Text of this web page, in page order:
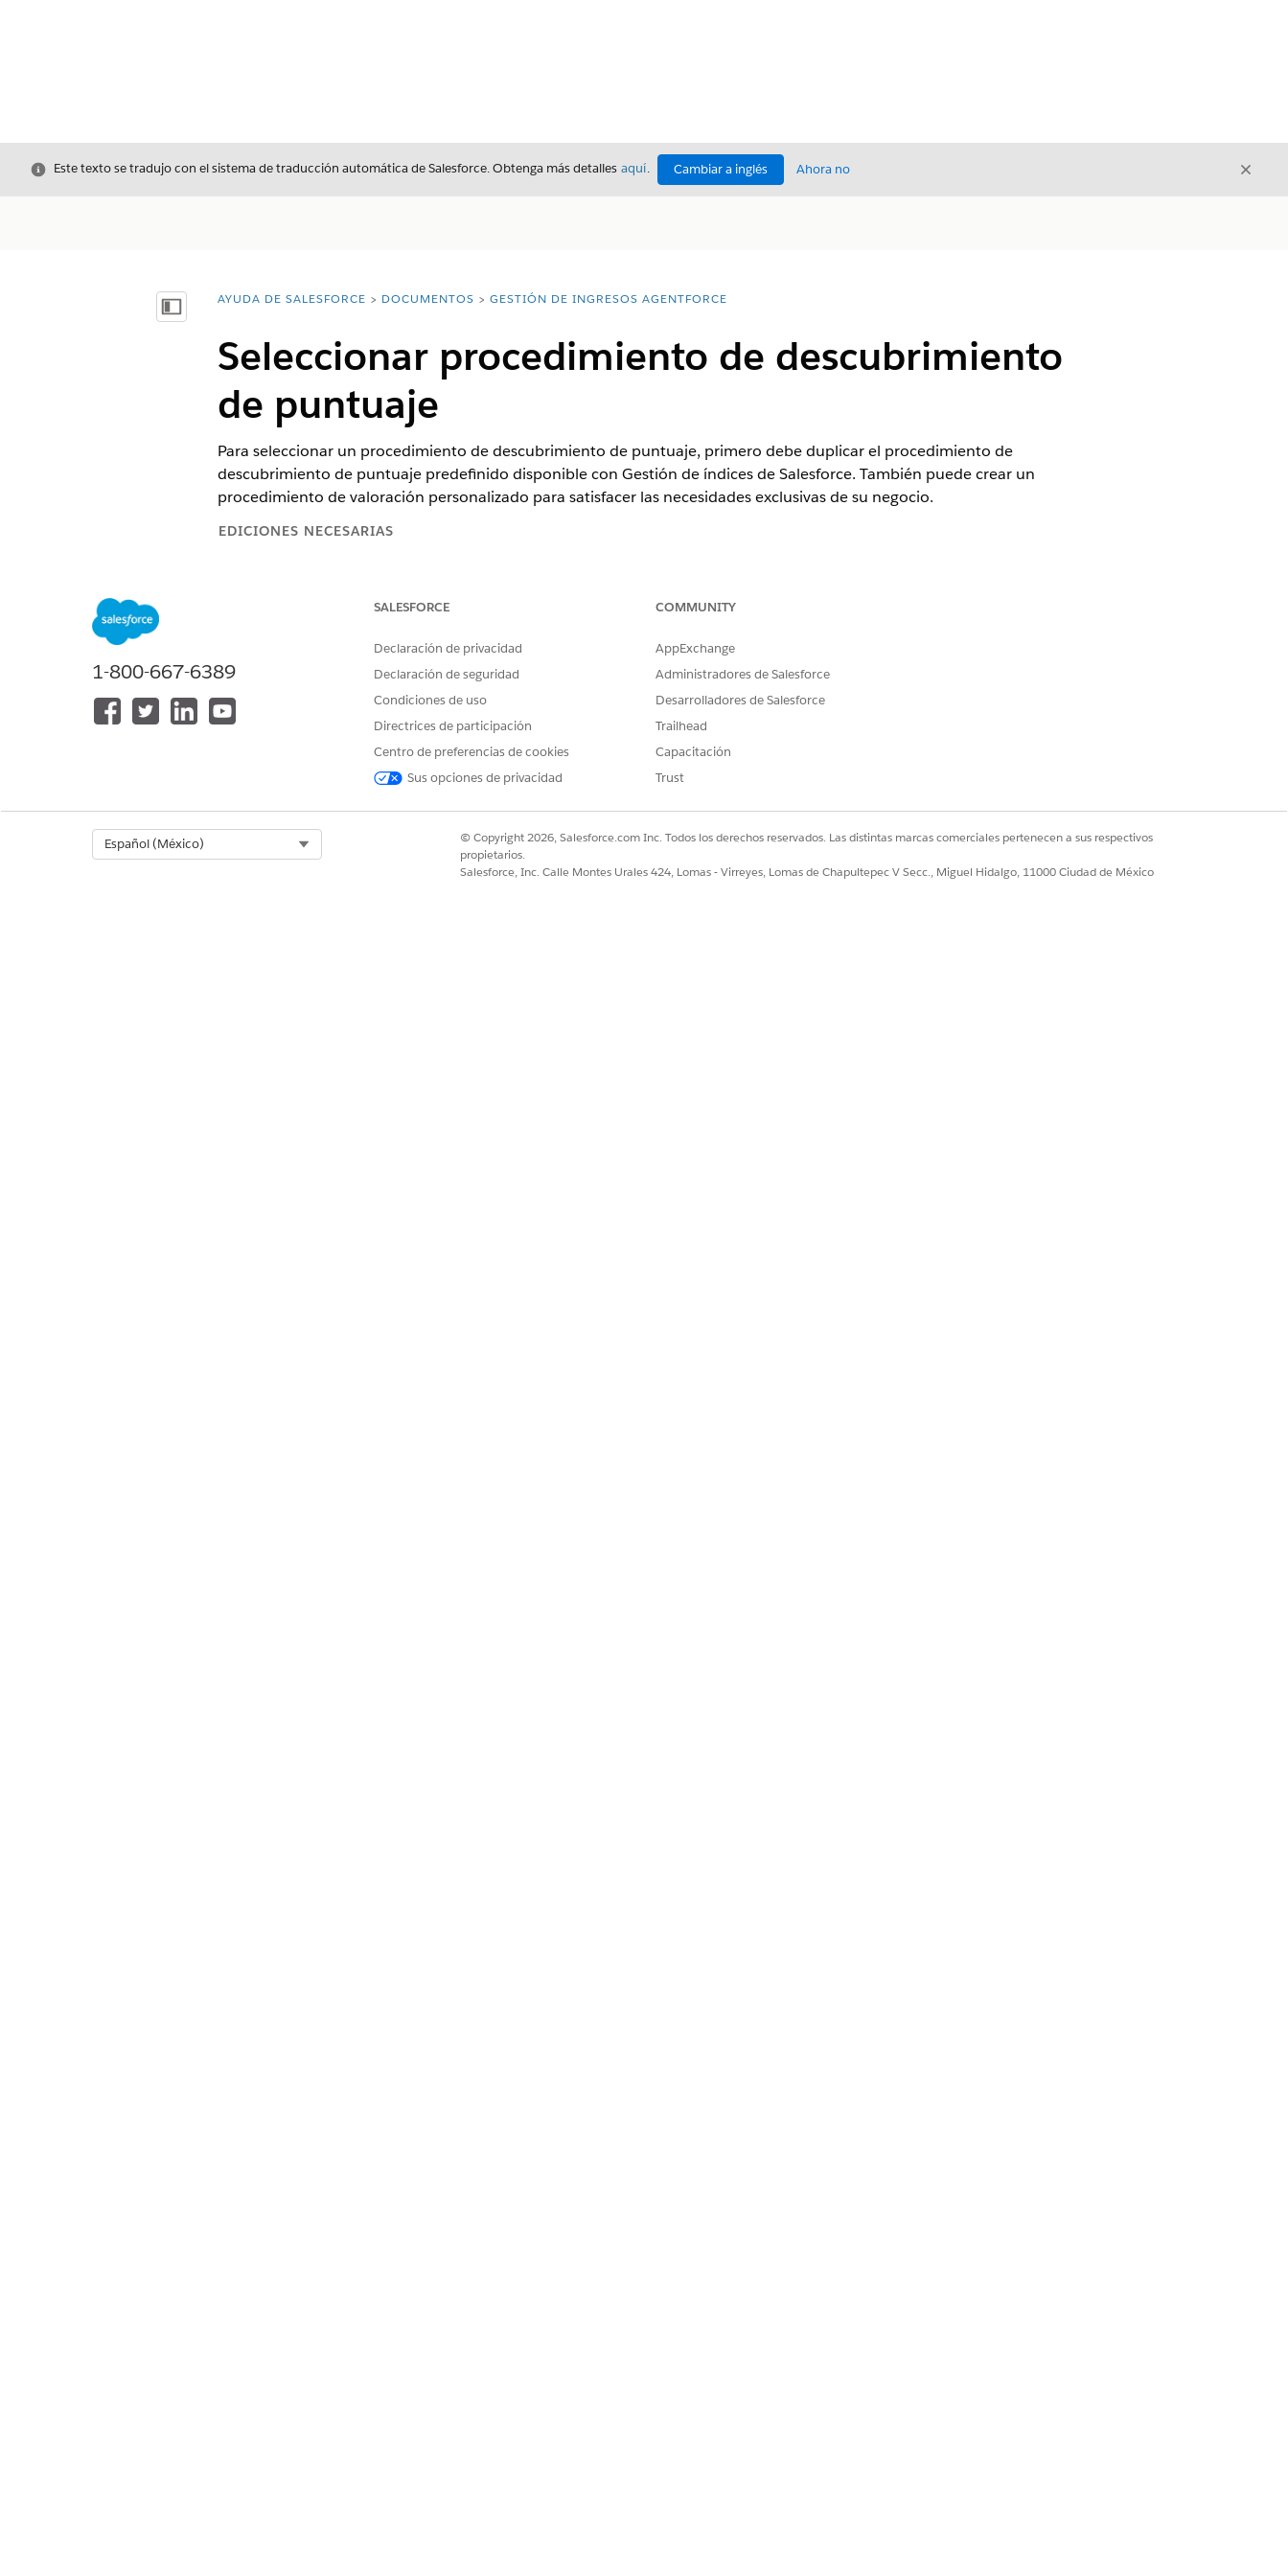
Cerrar
Este texto se tradujo con el sistema de traducción automática de Salesforce. Obtenga más detalles aquí. Cambiar a inglés Ahora no Cerrar
Mostrar índice de materias
Usted está aquí:
AYUDA DE SALESFORCE DOCUMENTOS GESTIÓN DE INGRESOS AGENTFORCE
Seleccionar procedimiento de descubrimiento
de puntuaje
Para seleccionar un procedimiento de descubrimiento de puntuaje, primero debe duplicar el procedimiento de
descubrimiento de puntuaje predefinido disponible con Gestión de índices de Salesforce. También puede crear un
procedimiento de valoración personalizado para satisfacer las necesidades exclusivas de su negocio.
EDICIONES NECESARIAS
Disponible en: EdicionesEnterprise Revenue Management
Desde Configuración, en el cuadro Búsqueda rápida, ingrese Configuración de ingresos
Configurar puntuaje de uso, seleccione el procedimiento de descubrimiento de puntuaje predeterminado que creó.
¿RESOLVIÓ ESTE ARTÍCULO SU PROBLEMA?
¡Háganos saber cómo podemos mejorar!
1-800-667-6389
SALESFORCE
Declaración de privacidad
Declaración de seguridad
Condiciones de uso
Directrices de participación
Centro de preferencias de cookies
Sus opciones de privacidad
COMMUNITY
AppExchange
Administradores de Salesforce
Desarrolladores de Salesforce
Trailhead
Capacitación
Trust
Español (México)
© Copyright 2026, Salesforce.com Inc. Todos los derechos reservados. Las distintas marcas comerciales pertenecen a sus respectivos
propietarios.
Salesforce, Inc. Calle Montes Urales 424, Lomas - Virreyes, Lomas de Chapultepec V Secc., Miguel Hidalgo, 11000 Ciudad de México